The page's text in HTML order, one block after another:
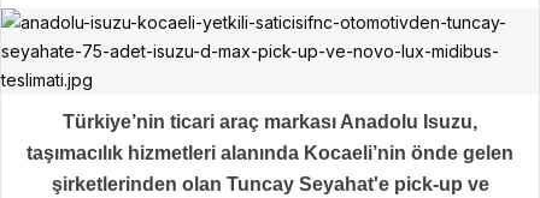
Türkiye’nin ticari araç markası Anadolu Isuzu,
taşımacılık hizmetleri alanında Kocaeli’nin önde gelen
şirketlerinden olan Tuncay Seyahat'e pick-up ve